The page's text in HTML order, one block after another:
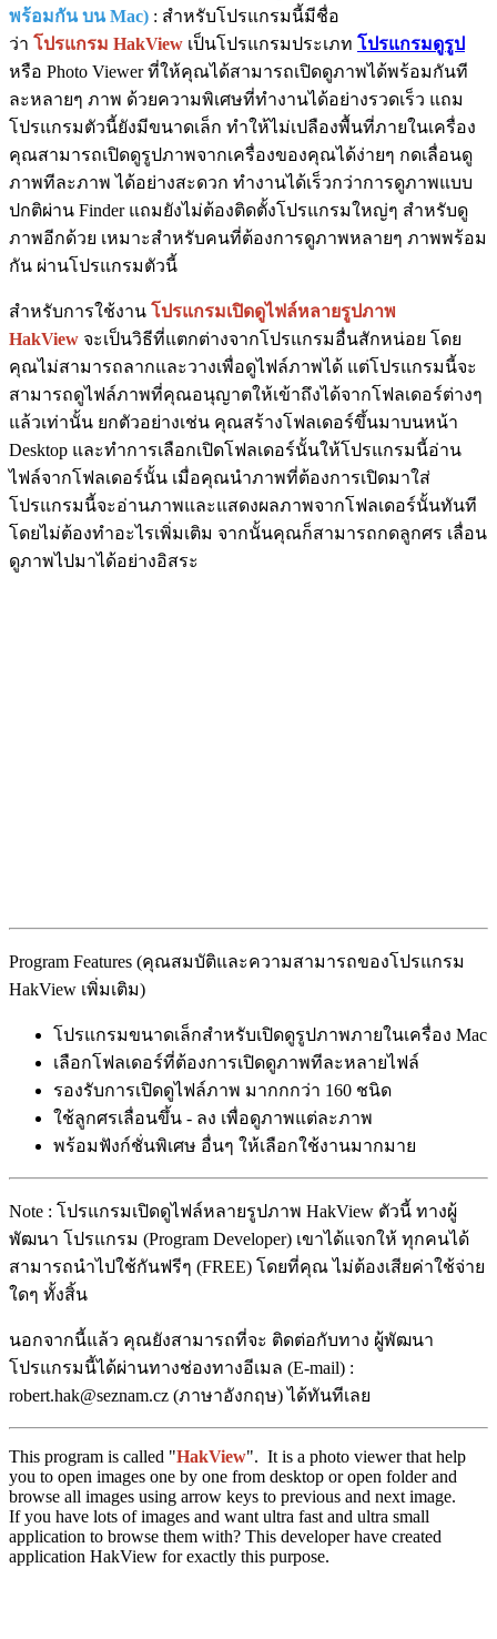
พร้อมกัน บน Mac) : สำหรับโปรแกรมนี้มีชื่อ
ว่า โปรแกรม HakView เป็นโปรแกรมประเภท โปรแกรมดูรูป
หรือ Photo Viewer ที่ให้คุณได้สามารถเปิดดูภาพได้พร้อมกันที
ละหลายๆ ภาพ ด้วยความพิเศษที่ทำงานได้อย่างรวดเร็ว แถม
โปรแกรมตัวนี้ยังมีขนาดเล็ก ทำให้ไม่เปลืองพื้นที่ภายในเครื่อง
คุณสามารถเปิดดูรูปภาพจากเครื่องของคุณได้ง่ายๆ กดเลื่อนดู
ภาพทีละภาพ ได้อย่างสะดวก ทำงานได้เร็วกว่าการดูภาพแบบ
ปกติผ่าน Finder แถมยังไม่ต้องติดตั้งโปรแกรมใหญ่ๆ สำหรับดู
ภาพอีกด้วย เหมาะสำหรับคนที่ต้องการดูภาพหลายๆ ภาพพร้อม
กัน ผ่านโปรแกรมตัวนี้
สำหรับการใช้งาน โปรแกรมเปิดดูไฟล์หลายรูปภาพ
HakView จะเป็นวิธีที่แตกต่างจากโปรแกรมอื่นสักหน่อย โดย
คุณไม่สามารถลากและวางเพื่อดูไฟล์ภาพได้ แต่โปรแกรมนี้จะ
สามารถดูไฟล์ภาพที่คุณอนุญาตให้เข้าถึงได้จากโฟลเดอร์ต่างๆ
แล้วเท่านั้น ยกตัวอย่างเช่น คุณสร้างโฟลเดอร์ขึ้นมาบนหน้า
Desktop และทำการเลือกเปิดโฟลเดอร์นั้นให้โปรแกรมนี้อ่าน
ไฟล์จากโฟลเดอร์นั้น เมื่อคุณนำภาพที่ต้องการเปิดมาใส่
โปรแกรมนี้จะอ่านภาพและแสดงผลภาพจากโฟลเดอร์นั้นทันที
โดยไม่ต้องทำอะไรเพิ่มเติม จากนั้นคุณก็สามารถกดลูกศร เลื่อน
ดูภาพไปมาได้อย่างอิสระ
Program Features (คุณสมบัติและความสามารถของโปรแกรม
HakView เพิ่มเติม)
โปรแกรมขนาดเล็กสำหรับเปิดดูรูปภาพภายในเครื่อง Mac
เลือกโฟลเดอร์ที่ต้องการเปิดดูภาพทีละหลายไฟล์
รองรับการเปิดดูไฟล์ภาพ มากกกว่า 160 ชนิด
ใช้ลูกศรเลื่อนขึ้น - ลง เพื่อดูภาพแต่ละภาพ
พร้อมฟังก์ชั่นพิเศษ อื่นๆ ให้เลือกใช้งานมากมาย
Note : โปรแกรมเปิดดูไฟล์หลายรูปภาพ HakView ตัวนี้ ทางผู้
พัฒนา โปรแกรม (Program Developer) เขาได้แจกให้ ทุกคนได้
สามารถนำไปใช้กันฟรีๆ (FREE) โดยที่คุณ ไม่ต้องเสียค่าใช้จ่าย
ใดๆ ทั้งสิ้น
นอกจากนี้แล้ว คุณยังสามารถที่จะ ติดต่อกับทาง ผู้พัฒนา
โปรแกรมนี้ได้ผ่านทางช่องทางอีเมล (E-mail) :
robert.hak@seznam.cz (ภาษาอังกฤษ) ได้ทันทีเลย
This program is called "HakView". It is a photo viewer that help
you to open images one by one from desktop or open folder and
browse all images using arrow keys to previous and next image.
If you have lots of images and want ultra fast and ultra small
application to browse them with? This developer have created
application HakView for exactly this purpose.